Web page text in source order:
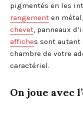
pigmentés en les
rangement en
chevet , panneaux
affiches sont autant
chambre de votre
caractériel.
On joue avec